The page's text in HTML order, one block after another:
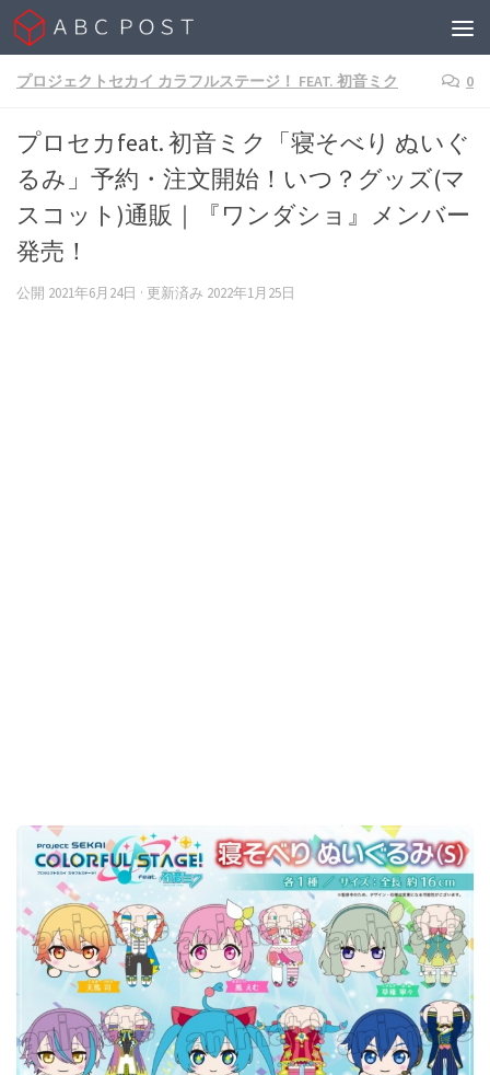
Skip to content
プロジェクトセカイ カラフルステージ！ FEAT. 初音ミク 0
プロセカfeat. 初音ミク「寝そべり ぬいぐ
るみ」予約・注文開始！いつ？グッズ(マ
スコット)通販｜『ワンダショ』メンバー
発売！
公開 2021年6月24日 · 更新済み 2022年1月25日